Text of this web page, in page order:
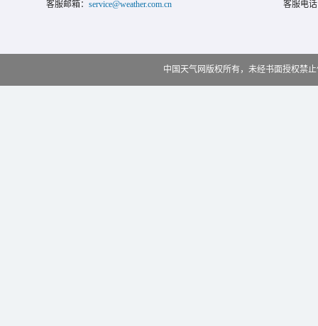
客服邮箱： service@weather.com.cn 客服电
中国天气网版权所有，未经书面授权